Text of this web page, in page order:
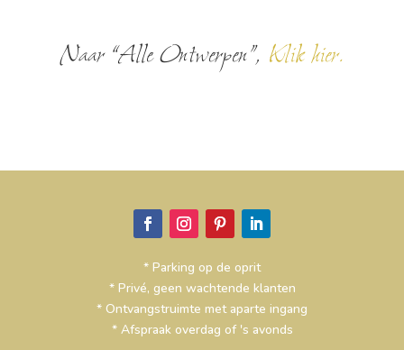
Naar “Alle Ontwerpen”, Klik hier.
* Parking op de oprit
* Privé, geen wachtende klanten
* Ontvangstruimte met aparte ingang
* Afspraak overdag of 's avonds